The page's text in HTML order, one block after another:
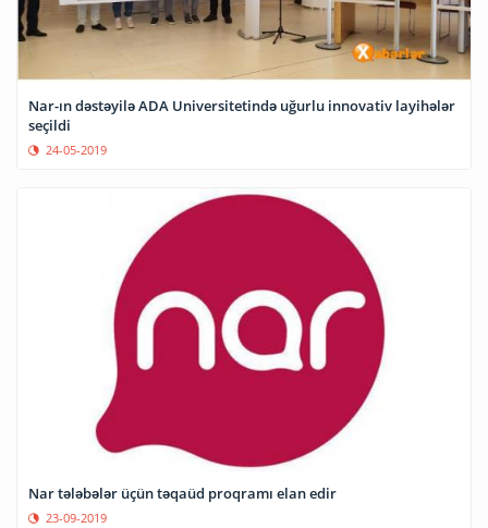
Nar-ın dəstəyilə ADA Universitetində uğurlu innovativ layihələr
seçildi
24-05-2019
Nar tələbələr üçün təqaüd proqramı elan edir
23-09-2019